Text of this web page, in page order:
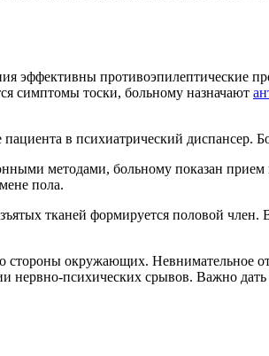
эффективны противоэпилептические
симптомы тоски, больному назначают
в психиатрический диспансер.
методами, больному показан
пола.
тканей формируется половой
стороны окружающих. Невнимательное
психических срывов. Важно